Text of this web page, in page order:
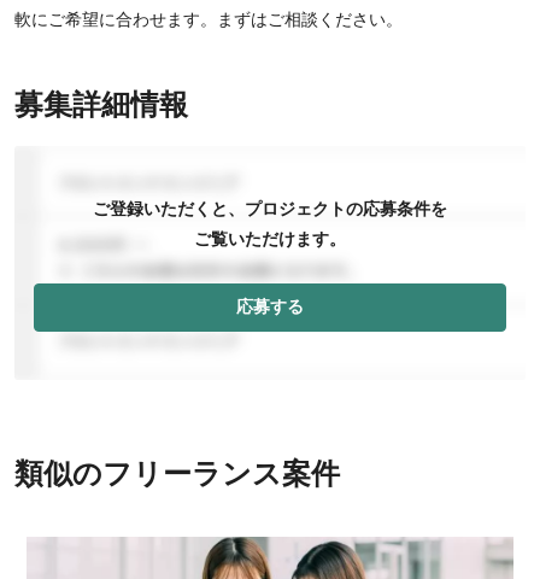
軟にご希望に合わせます。まずはご相談ください。
募集詳細情報
ご登録いただくと、プロジェクトの応募条件を
ご覧いただけます。
応募する
類似のフリーランス案件